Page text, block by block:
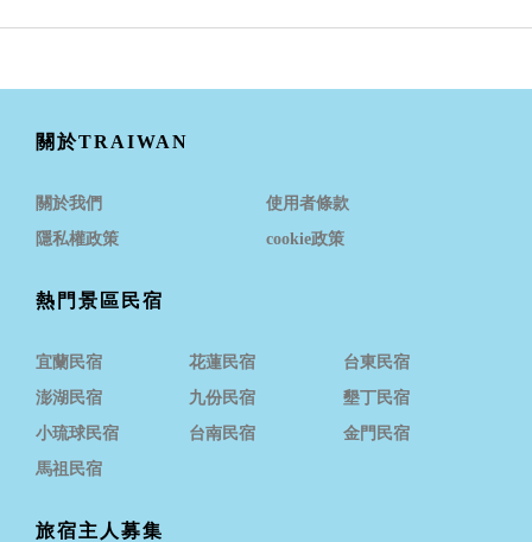
關於TRAIWAN
關於我們
使用者條款
隱私權政策
cookie政策
熱門景區民宿
宜蘭民宿 花蓮民宿
台東民宿
澎湖民宿
九份民宿
墾丁民宿
小琉球民宿
台南民宿
金門民宿
馬祖民宿
旅宿主人募集